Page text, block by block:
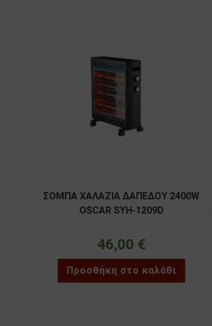
ΣΟΜΠΑ ΧΑΛΑΖΙΑ ΔΑΠΕΔΟΥ 2400W
OSCAR SYH-1209D
46,00 €
Προσθήκη στο καλάθι